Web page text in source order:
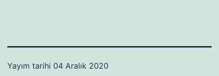
Yayım tarihi 04 Aralık 2020